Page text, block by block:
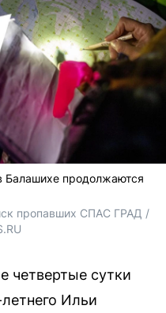
Балашихе продолжаются
пропавших СПАС ГРАД /
четвертые сутки
Ильи